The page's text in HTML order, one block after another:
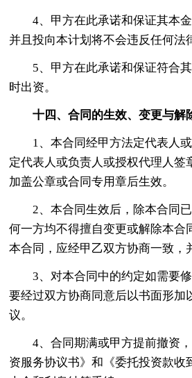
4、甲方在此承诺和保证其本
并且投向本计划将不会违反任何法
5、甲方在此承诺和保证符合
时出资。
十四、合同的生效、变更与解
1、本合同经甲方法定代表人
定代表人或负责人或授权代理人签
加盖公章或合同专用章后生效。
2、本合同生效后，除本合同
何一方均不得擅自变更或解除本合
本合同，应经甲乙双方协商一致，
3、对本合同中的约定如需要
要经过双方协商同意后以书面形加
议。
4、合同期满或甲方提前撤资
资服务协议书》和《委托投资款收